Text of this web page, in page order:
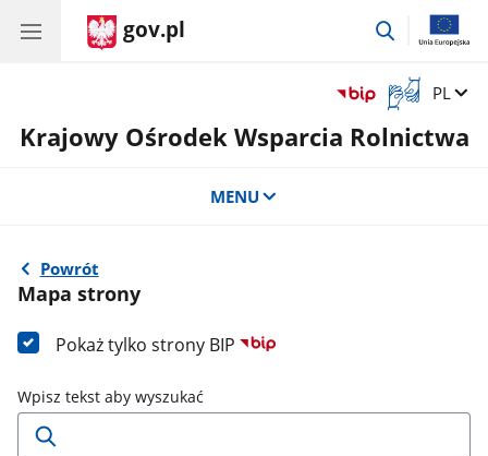
gov.pl
przejdź
Otwórz
okno
z
Zmień
PL
Krajowy Ośrodek Wsparcia Rolnictwa
MENU
Powrót
Mapa strony
Pokaż tylko strony BIP
Wpisz tekst aby wyszukać